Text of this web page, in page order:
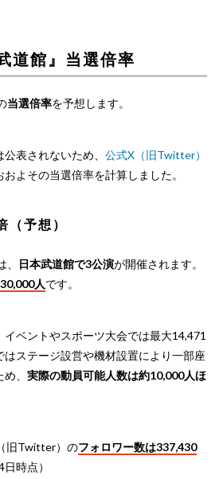
道館』当選倍率
当選倍率を予想します。
表されないため、 公式X（旧Twitter）
よその当選倍率を計算しました。
（予想）
日本武道館で3公演が開催されます。
人です。
ベントやスポーツ大会では最大14,471
はステージ設営や機材設置により一部座
、 実際の動員可能人数は約10,000人ほ
旧Twitter）のフォロワー数は337,430
時点）